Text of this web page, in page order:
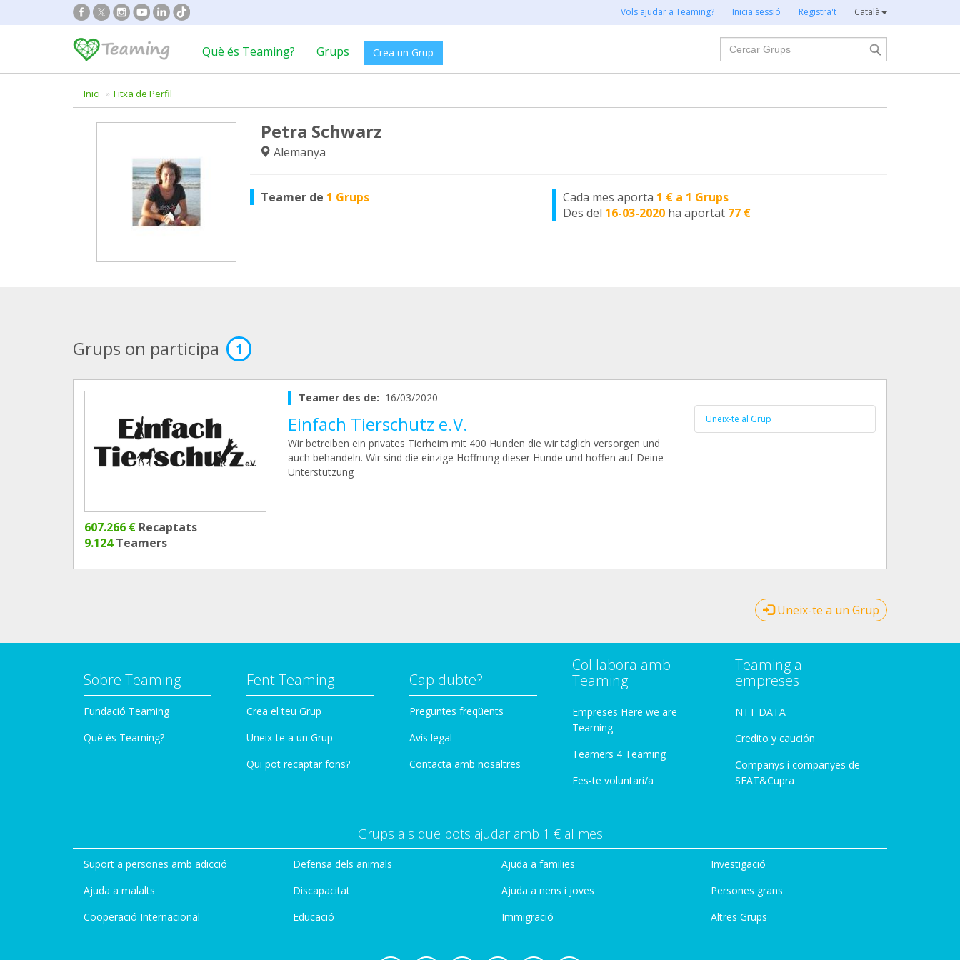
Vols ajudar a Teaming? Inicia sessió Registra't Català
Què és Teaming? Grups Crea un Grup
Cercar
Inici Fitxa de Perfil
Petra Schwarz
Alemanya
Teamer de 1 Grups Cada mes aporta 1 € a 1 Grups
Des del 16-03-2020 ha aportat 77 €
Grups on participa 1
607.266 € Recaptats
9.124Teamers
Teamer des de: 16/03/2020
Einfach Tierschutz e.V.
Wir betreiben ein privates Tierheim mit 400 Hunden die wir täglich versorgen und
auch behandeln. Wir sind die einzige Hoffnung dieser Hunde und hoffen auf Deine
Unterstützung
Uneix-te al Grup
Uneix-te a un Grup
Sobre Teaming
Fundació Teaming
Què és Teaming?
Fent Teaming
Crea el teu Grup
Uneix-te a un Grup
Qui pot recaptar fons?
Cap dubte?
Preguntes freqüents
Avís legal
Contacta amb nosaltres
Col·labora amb
Teaming
Empreses Here we are
Teaming
Teamers 4 Teaming
Fes-te voluntari/a
Teaming a
empreses
NTT DATA
Credito y caución
Companys i companyes de
SEAT&Cupra
Grups als que pots ajudar amb 1 € al mes
Suport a persones amb adicció
Ajuda a malalts
Cooperació Internacional
Defensa dels animals
Discapacitat
Educació
Ajuda a families
Ajuda a nens i joves
Immigració
Investigació
Persones grans
Altres Grups